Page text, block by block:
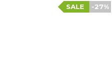
-27%
SALE